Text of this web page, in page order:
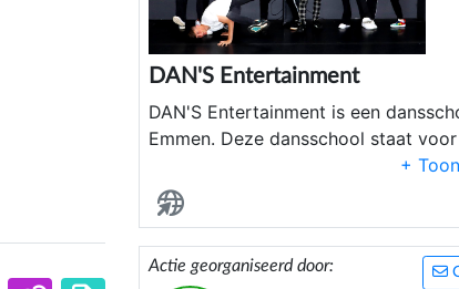
DAN'S Entertainment
DAN'S Entertainment is een
Emmen. Deze dansschool staat voor
Learn & Entertain. In de lessen
ervoor dansen plezier voorop staat
iedereen zich welkom voelt.
Actie georganiseerd door: